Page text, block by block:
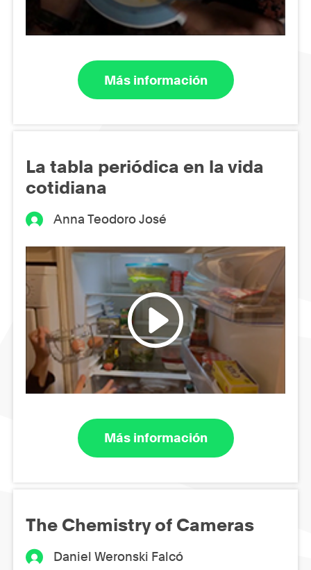
Más información
La tabla periódica en la vida
cotidiana
Anna Teodoro José
Más información
The Chemistry of Cameras
Daniel Weronski Falcó